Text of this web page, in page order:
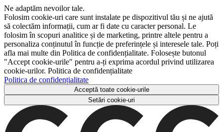
Ne adaptăm nevoilor tale.
Folosim cookie-uri care sunt instalate pe dispozitivul tău și ne ajută
să colectăm informații, cum ar fi date cu caracter personal. Le
folosim în scopuri analitice și de marketing, printre altele pentru a
personaliza conținutul în funcție de preferințele și interesele tale. Poți
afla mai multe din Politica de confidențialitate. Folosește butonul
"Accept cookie-urile" pentru a-ți exprima acordul privind utilizarea
cookie-urilor. Politica de confidențialitate
Politica de confidențialitate
Acceptă toate cookie-urile
Setări cookie-uri